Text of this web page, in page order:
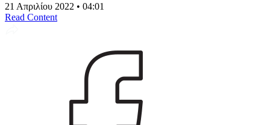
21 Απριλίου 2022 • 04:01
Read Content